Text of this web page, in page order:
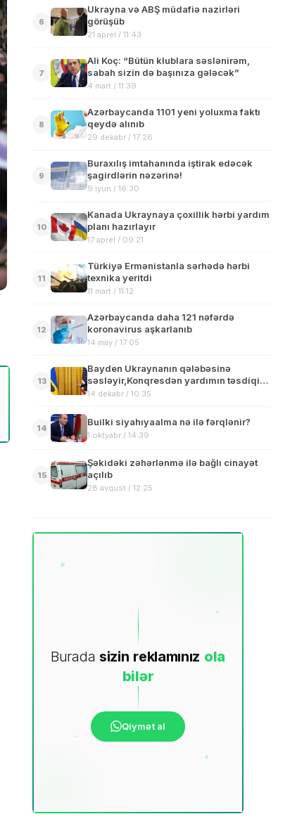
6
Ukrayna və ABŞ müdafiə nazirləri
görüşüb
21 aprel / 11:43
7
Ali Koç: “Bütün klublara səslənirəm,
sabah sizin də başınıza gələcək”
4 mart / 11:39
8
Azərbaycanda 1101 yeni yoluxma faktı
qeydə alınıb
29 dekabr / 17:26
9
Buraxılış imtahanında iştirak edəcək
şagirdlərin nəzərinə!
9 iyun / 16:30
10
Kanada Ukraynaya çoxillik hərbi yardım
planı hazırlayır
17 aprel / 09:21
11
Türkiyə Ermənistanla sərhədə hərbi
texnika yeritdi
11 mart / 11:12
12
Azərbaycanda daha 121 nəfərdə
koronavirus aşkarlanıb
14 may / 17:05
13
Bayden Ukraynanın qələbəsinə
səsləyir,Konqresdən yardımın təsdiqini
xahiş edir
14 dekabr / 10:35
14
Builki siyahıyaalma nə ilə fərqlənir?
1 oktyabr / 14:39
15
Şəkidəki zəhərlənmə ilə bağlı cinayət
açılıb
28 avqust / 12:25
Burada sizin reklamınız ola
bilər
Qiymət al